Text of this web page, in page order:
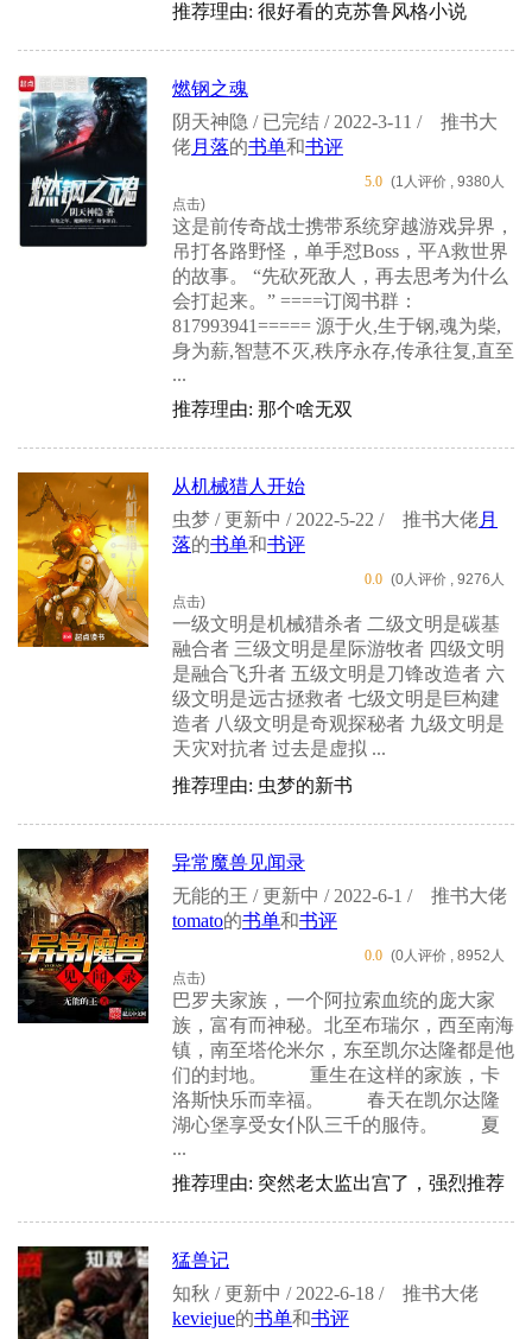
推荐理由: 很好看的克苏鲁风格小说
燃钢之魂
阴天神隐 / 已完结 / 2022-3-11 /
推书大
佬月落的书单和书评
5.0 (1人评价 , 9380人
点击)
这是前传奇战士携带系统穿越游戏异界，
吊打各路野怪，单手怼Boss，平A救世界
的故事。 “先砍死敌人，再去思考为什么
会打起来。” ====订阅书群：
817993941===== 源于火,生于钢,魂为柴,
身为薪,智慧不灭,秩序永存,传承往复,直至
...
推荐理由: 那个啥无双
从机械猎人开始
虫梦 / 更新中 / 2022-5-22 /
推书大佬月
落的书单和书评
0.0 (0人评价 , 9276人
点击)
一级文明是机械猎杀者 二级文明是碳基
融合者 三级文明是星际游牧者 四级文明
是融合飞升者 五级文明是刀锋改造者 六
级文明是远古拯救者 七级文明是巨构建
造者 八级文明是奇观探秘者 九级文明是
天灾对抗者 过去是虚拟 ...
推荐理由: 虫梦的新书
异常魔兽见闻录
无能的王 / 更新中 / 2022-6-1 /
推书大佬
tomato的书单和书评
0.0 (0人评价 , 8952人
点击)
巴罗夫家族，一个阿拉索血统的庞大家
族，富有而神秘。北至布瑞尔，西至南海
镇，南至塔伦米尔，东至凯尔达隆都是他
们的封地。 重生在这样的家族，卡
洛斯快乐而幸福。 春天在凯尔达隆
湖心堡享受女仆队三千的服侍。 夏
...
推荐理由: 突然老太监出宫了，强烈推荐
猛兽记
知秋 / 更新中 / 2022-6-18 /
推书大佬
keviejue的书单和书评